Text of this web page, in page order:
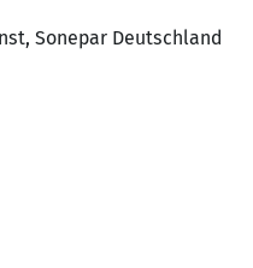
Sonepar Deutschland